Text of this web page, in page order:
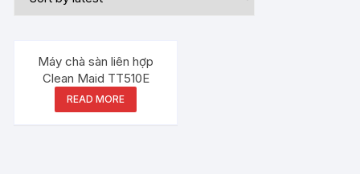
Máy chà sàn liên hợp
Clean Maid TT510E
READ MORE